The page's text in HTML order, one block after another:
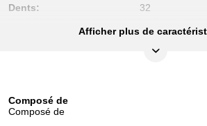
Dents: 32
Hauteur de l’emballage en
220
Largeur de l’emballage en
mm:
Afficher plus de
Composé de
Composé de